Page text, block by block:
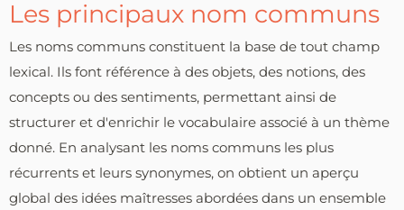
Les principaux nom communs
Les noms communs constituent la base de tout champ
lexical. Ils font référence à des objets, des notions, des
concepts ou des sentiments, permettant ainsi de
structurer et d'enrichir le vocabulaire associé à un thème
donné. En analysant les noms communs les plus
récurrents et leurs synonymes, on obtient un aperçu
global des idées maîtresses abordées dans un ensemble